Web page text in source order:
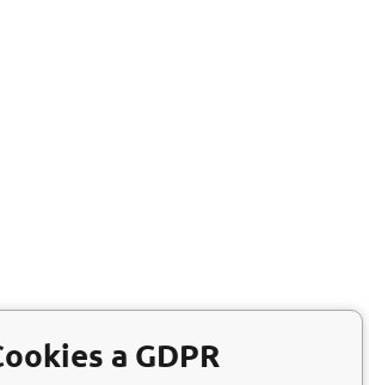
a GDPR